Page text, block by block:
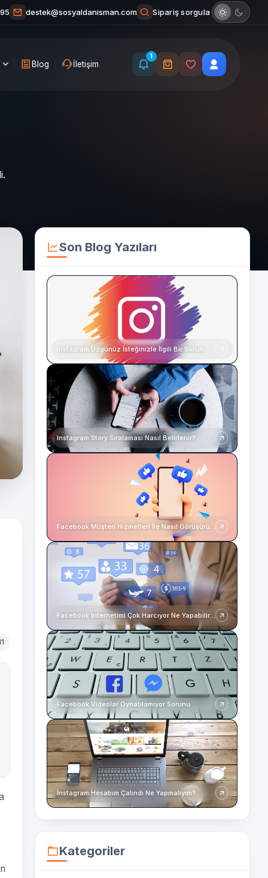
destek@sosyaldanisman.com Sipariş sorgula
Blog İletişim
1
Son Blog Yazıları
Instagram Story Sıralaması Nasıl Belirlenir?
Facebook Müşteri Hizmetleri İle Nasıl Görüşürüm?
Facebook İnternetimi Çok Harcıyor Ne Yapabilirim?
Facebook Videolar Oynatılamıyor Sorunu
İnstagram Hesabım Çalındı Ne Yapmalıyım?
Kategoriler